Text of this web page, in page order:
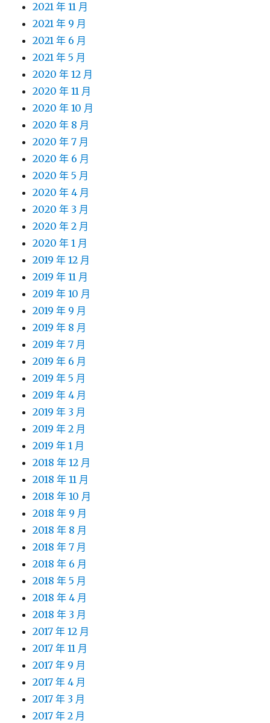
2021 年 11 月
2021 年 9 月
2021 年 6 月
2021 年 5 月
2020 年 12 月
2020 年 11 月
2020 年 10 月
2020 年 8 月
2020 年 7 月
2020 年 6 月
2020 年 5 月
2020 年 4 月
2020 年 3 月
2020 年 2 月
2020 年 1 月
2019 年 12 月
2019 年 11 月
2019 年 10 月
2019 年 9 月
2019 年 8 月
2019 年 7 月
2019 年 6 月
2019 年 5 月
2019 年 4 月
2019 年 3 月
2019 年 2 月
2019 年 1 月
2018 年 12 月
2018 年 11 月
2018 年 10 月
2018 年 9 月
2018 年 8 月
2018 年 7 月
2018 年 6 月
2018 年 5 月
2018 年 4 月
2018 年 3 月
2017 年 12 月
2017 年 11 月
2017 年 9 月
2017 年 4 月
2017 年 3 月
2017 年 2 月